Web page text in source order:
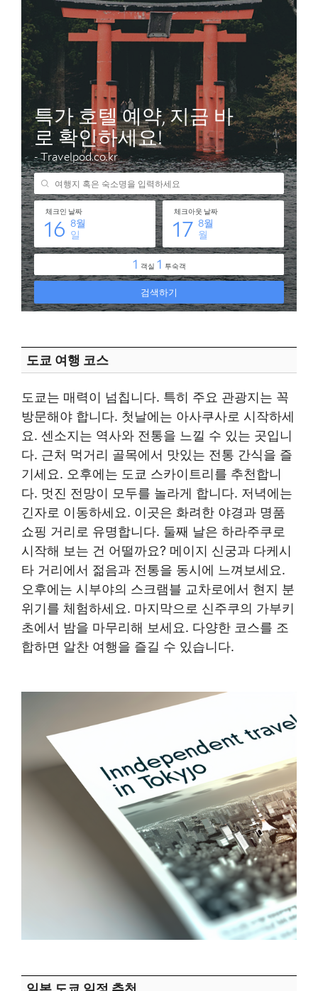
도쿄 여행 코스
도쿄는 매력이 넘칩니다. 특히 주요 관광지는 꼭
방문해야 합니다. 첫날에는 아사쿠사로 시작하세
요. 센소지는 역사와 전통을 느낄 수 있는 곳입니
다. 근처 먹거리 골목에서 맛있는 전통 간식을 즐
기세요. 오후에는 도쿄 스카이트리를 추천합니
다. 멋진 전망이 모두를 놀라게 합니다. 저녁에는
긴자로 이동하세요. 이곳은 화려한 야경과 명품
쇼핑 거리로 유명합니다. 둘째 날은 하라주쿠로
시작해 보는 건 어떨까요? 메이지 신궁과 다케시
타 거리에서 젊음과 전통을 동시에 느껴보세요.
오후에는 시부야의 스크램블 교차로에서 현지 분
위기를 체험하세요. 마지막으로 신주쿠의 가부키
초에서 밤을 마무리해 보세요. 다양한 코스를 조
합하면 알찬 여행을 즐길 수 있습니다.